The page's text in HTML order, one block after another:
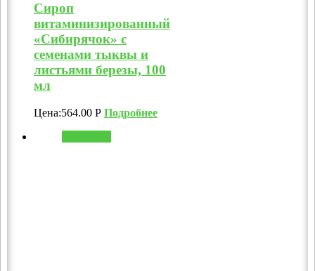
Сироп
витаминизированный
«Сибирячок» с
семенами тыквы и
листьями березы, 100
мл
Цена:564.00 Р Подробнее